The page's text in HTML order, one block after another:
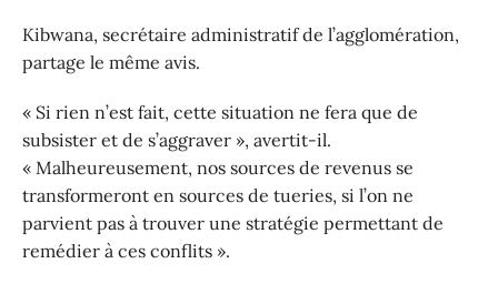
Kibwana, secrétaire administratif de l’agglomération,
partage le même avis.
« Si rien n’est fait, cette situation ne fera que de
subsister et de s’aggraver », avertit-il.
« Malheureusement, nos sources de revenus se
transformeront en sources de tueries, si l’on ne
parvient pas à trouver une stratégie permettant de
remédier à ces conflits ».